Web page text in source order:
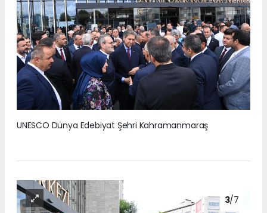
UNESCO Dünya Edebiyat Şehri Kahramanmaraş
3/7